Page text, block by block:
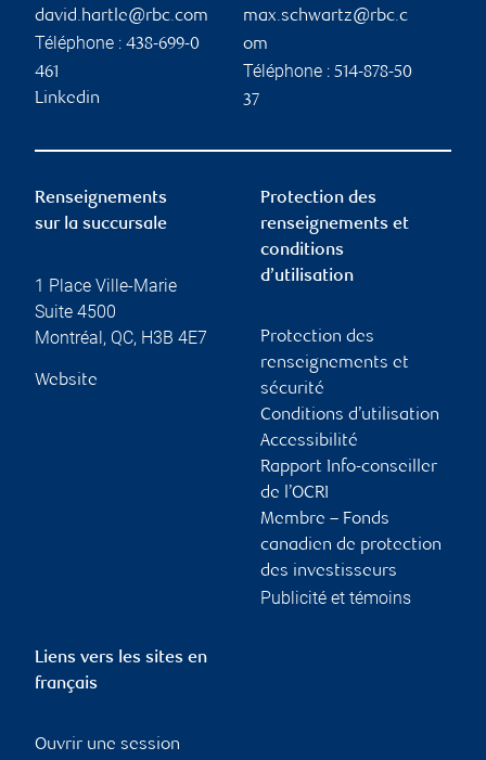
david.hartle@rbc.com
Téléphone : 438-699-0
461
Linkedin
max.schwartz@rbc.c
om
Téléphone : 514-878-50
37
Renseignements
sur la succursale
1 Place Ville-Marie
Suite 4500
Montréal, QC, H3B 4E7
Website
Protection des
renseignements et
conditions
d’utilisation
Protection des
renseignements et
sécurité
Conditions d’utilisation
Accessibilité
Rapport Info-conseiller
de l’OCRI
Membre – Fonds
canadien de protection
des investisseurs
Publicité et témoins
Liens vers les sites en
français
Ouvrir une session